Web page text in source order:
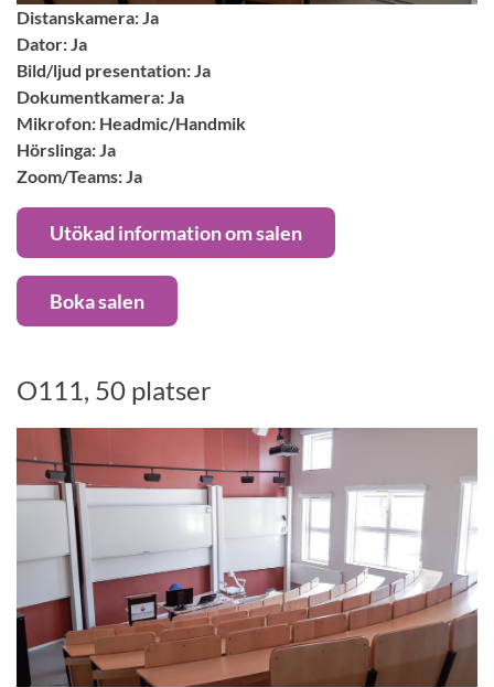
Distanskamera: Ja
Dator: Ja
Bild/ljud presentation: Ja
Dokumentkamera: Ja
Mikrofon: Headmic/Handmik
Hörslinga: Ja
Zoom/Teams: Ja
Utökad information om salen
Boka salen
O111, 50 platser